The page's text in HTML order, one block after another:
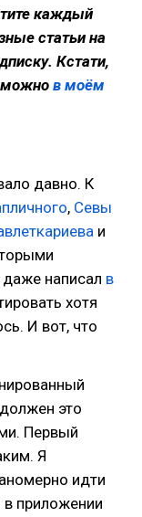
каждый
статьи на
Кстати,
можно в моём
давно. К
, Севы
и
написал в
хотя
И вот, что
это
Первый
Я
идти
в приложении